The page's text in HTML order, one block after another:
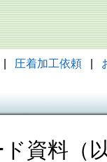
圧着加工依頼
資料（